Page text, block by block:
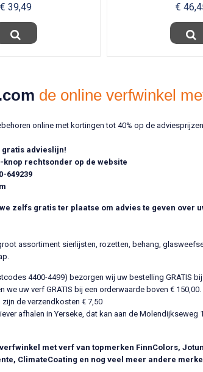
€ 39,49 €
de online verfwinkel
online met kortingen tot 40% op de
gratis advieslijn!
rechtsonder op de website
649239
zelfs gratis ter plaatse om advies te geven over
assortiment sierlijsten, rozetten, behang,
4400-4499) bezorgen wij uw bestelling GRATIS
we uw verf GRATIS bij een orderwaarde boven €
de verzendkosten € 7,50
afhalen in Yerseke, dat kan aan de Molendijkseweg
met verf van topmerken FinnColors,
ClimateCoating en nog veel meer andere